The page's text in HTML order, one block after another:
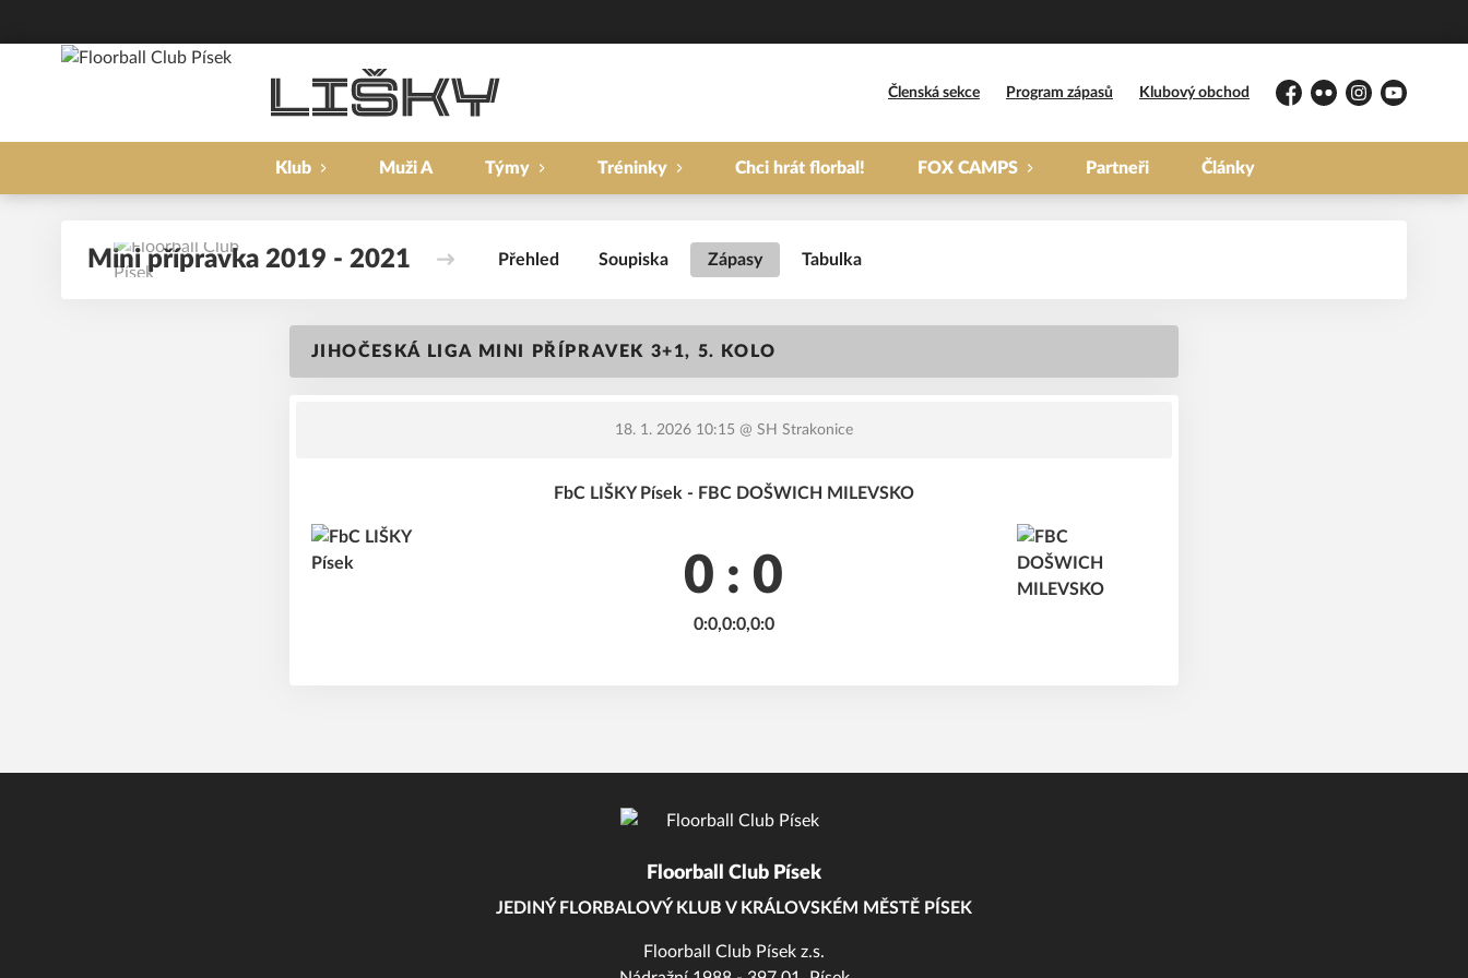
Členská sekce Program zápasů Klubový obchod
Facebook
FlickrInstagramYouTube
Klub Muži A Týmy Tréninky Chci hrát florbal! FOX CAMPS Partneři Články
Mini přípravka 2019 - 2021 Přehled Soupiska Zápasy Tabulka
JIHOČESKÁ LIGA MINI PŘÍPRAVEK 3+1, 5. KOLO
18. 1. 2026 10:15 @ SH Strakonice
FbC LIŠKY Písek - FBC DOŠWICH MILEVSKO
0 : 0
0:0,0:0,0:0
Floorball Club Písek
JEDINÝ FLORBALOVÝ KLUB V KRÁLOVSKÉM MĚSTĚ PÍSEK
Floorball Club Písek z.s.